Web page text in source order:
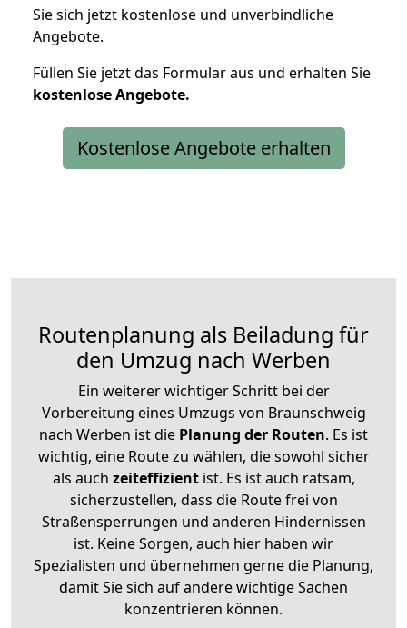
Sie sich jetzt kostenlose und unverbindliche
Angebote.
Füllen Sie jetzt das Formular aus und erhalten Sie
kostenloseAngebote.
Kostenlose Angebote erhalten
Routenplanung als Beiladung für
den Umzug nach Werben
Ein weiterer wichtiger Schritt bei der
Vorbereitung eines Umzugs von Braunschweig
nach Werben ist die Planung der Routen. Es ist
wichtig, eine Route zu wählen, die sowohl sicher
als auch zeiteffizientist. Es ist auch ratsam,
sicherzustellen, dass die Route frei von
Straßensperrungen und anderen Hindernissen
ist. Keine Sorgen, auch hier haben wir
Spezialisten und übernehmen gerne die Planung,
damit Sie sich auf andere wichtige Sachen
konzentrieren können.